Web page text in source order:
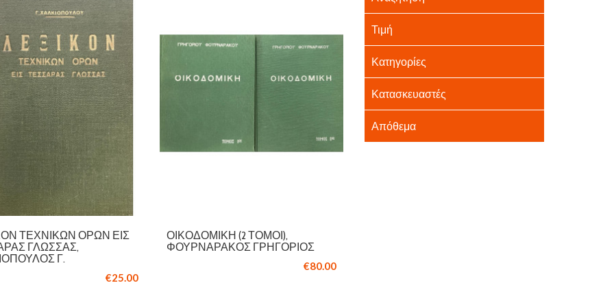
ΤΕΧΝΙΚΏΝ ΌΡΩΝ ΕΙΣ
ΓΛΏΣΣΑΣ,
Γ.
€25.00
ΟΙΚΟΔΟΜΙΚΉ (2 ΤΌΜΟΙ),
ΦΟΥΡΝΑΡΆΚΟΣ ΓΡΗΓΌΡΙΟΣ
€80.00
Τιμή
Κατηγορίες
Κατασκευαστές
Απόθεμα